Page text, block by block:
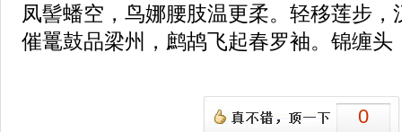
凤髻蟠空，鸟娜腰肢温更柔。轻移莲步
催鼍鼓品梁州，鹧鸪飞起春罗袖。锦缠头
0